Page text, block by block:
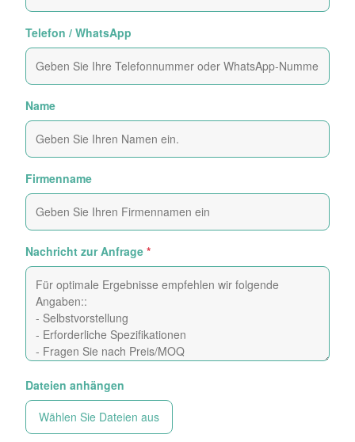
Telefon / WhatsApp
Name
Firmenname
Nachricht zur Anfrage *
Dateien anhängen
Wählen Sie Dateien aus